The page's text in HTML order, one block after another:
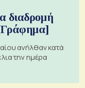
διαδρομή
ανήλθαν κατά
την ημέρα